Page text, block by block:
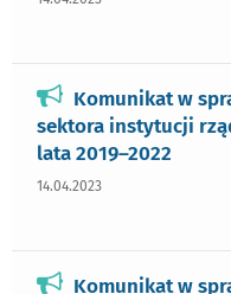
Komunikat w
sektora instytucji
lata 2019–2022
14.04.2023
Komunikat w